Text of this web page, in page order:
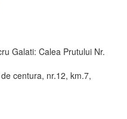
Galati: Calea Prutului Nr.
centura, nr.12, km.7,